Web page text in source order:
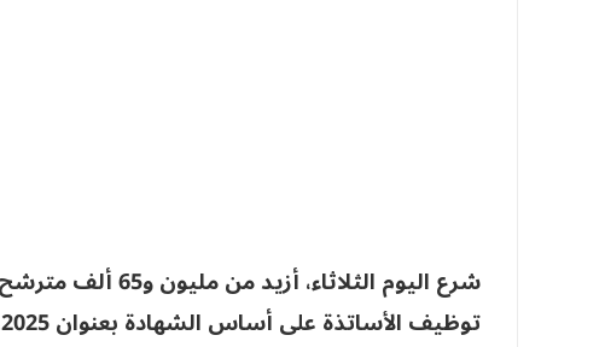
شرع اليوم
توظيف الأساتذة على أساس الشهادة بعنوان 2025، وذلك على مدار ثلاثة أيام.